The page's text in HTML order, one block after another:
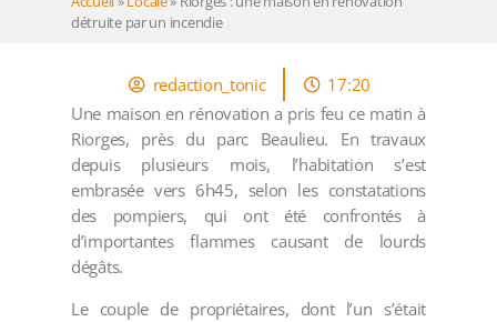
détruite par un incendie
redaction_tonic
17:20
Une maison en rénovation a pris feu ce matin à
Riorges, près du parc Beaulieu. En travaux
depuis plusieurs mois, l’habitation s’est
embrasée vers 6h45, selon les constatations
des pompiers, qui ont été confrontés à
d’importantes flammes causant de lourds
dégâts.
Le couple de propriétaires, dont l’un s’était